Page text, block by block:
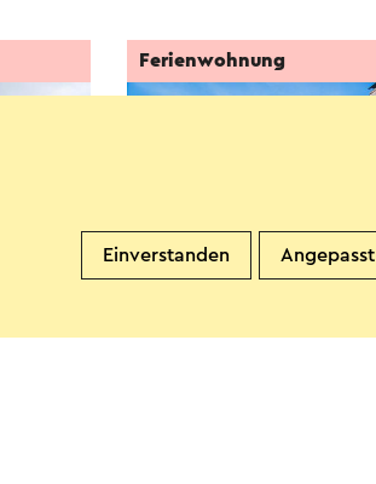
Ferienwohnung
Einverstanden Angepasst